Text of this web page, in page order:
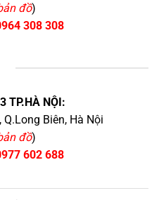
đồ)
308 308
TP.HÀ NỘI:
Biên, Hà Nội
đồ)
602 688